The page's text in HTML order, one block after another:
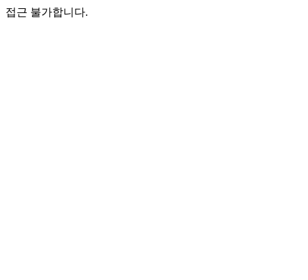
접근 불가합니다.